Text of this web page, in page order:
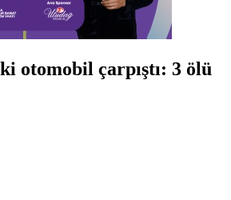
otomobil çarpıştı: 3 ölü